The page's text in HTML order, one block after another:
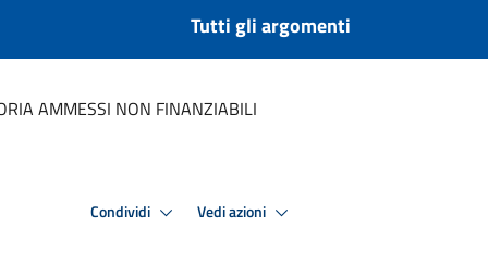
Tutti gli argomenti
AMMESSI NON FINANZIABILI
Condividi Vedi azioni